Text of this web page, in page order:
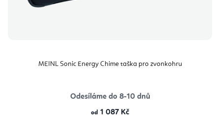
MEINL Sonic Energy Chime taška pro zvonkohru
Odesíláme do 8-10 dnů
od 1 087 Kč